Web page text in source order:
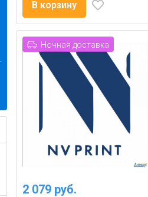
В корзину
Ночная доставка
2 079 руб.